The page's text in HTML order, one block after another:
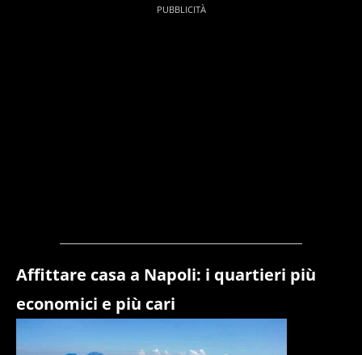
Affittare casa a Napoli: i quartieri più
economici e più cari